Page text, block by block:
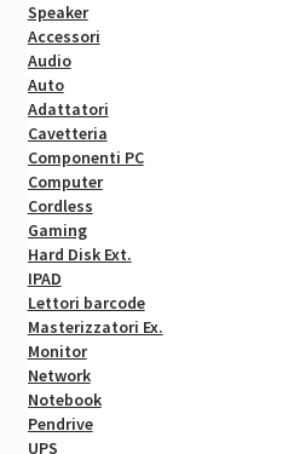
Speaker
Accessori
Audio
Auto
Adattatori
Cavetteria
Componenti PC
Computer
Cordless
Gaming
Hard Disk Ext.
IPAD
Lettori barcode
Masterizzatori Ex.
Monitor
Network
Notebook
Pendrive
UPS